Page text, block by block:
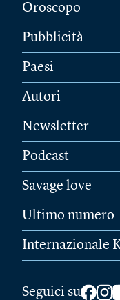
Oroscopo
Pubblicità
Paesi
Autori
Newsletter
Podcast
Savage love
Ultimo numero
Internazionale
Seguici su